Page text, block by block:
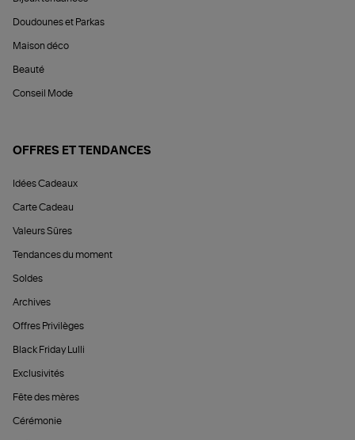
Doudounes et Parkas
Maison déco
Beauté
Conseil Mode
OFFRES ET TENDANCES
Idées Cadeaux
Carte Cadeau
Valeurs Sûres
Tendances du moment
Soldes
Archives
Offres Privilèges
Black Friday Lulli
Exclusivités
Fête des mères
Cérémonie